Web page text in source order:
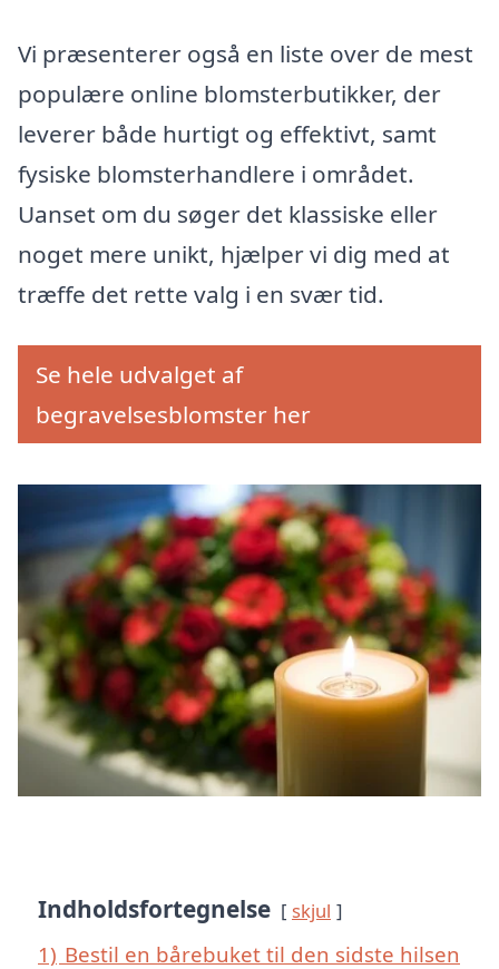
Vi præsenterer også en liste over de mest
populære online blomsterbutikker, der
leverer både hurtigt og effektivt, samt
fysiske blomsterhandlere i området.
Uanset om du søger det klassiske eller
noget mere unikt, hjælper vi dig med at
træffe det rette valg i en svær tid.
Se hele udvalget af
begravelsesblomster her
Indholdsfortegnelse skjul
1) Bestil en bårebuket til den sidste hilsen